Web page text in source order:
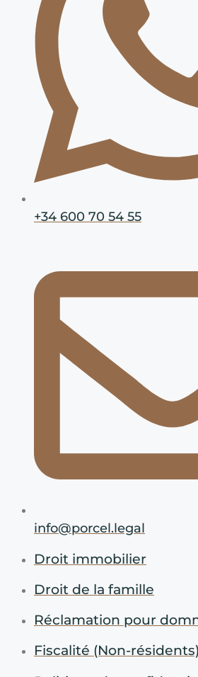
+34 600 70 54 55
info@porcel.legal
Droit immobilier
Droit de la famille
Réclamation pour
Fiscalité (Non-résidents)